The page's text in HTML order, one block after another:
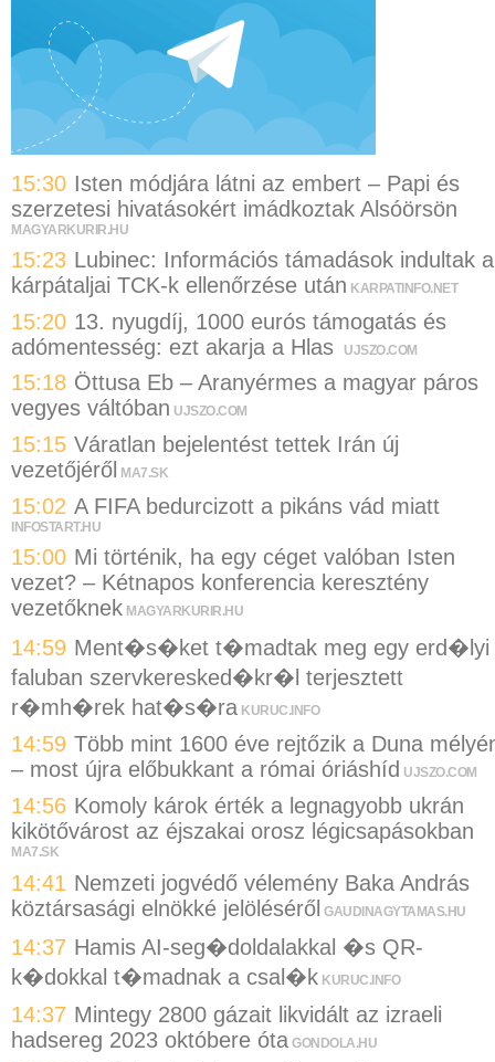
15:30 Isten módjára látni az embert – Papi és
szerzetesi hivatásokért imádkoztak Alsóörsön
MAGYARKURIR.HU
15:23 Lubinec: Információs támadások indultak a
kárpátaljai TCK-k ellenőrzése után KARPATINFO.NET
15:20 13. nyugdíj, 1000 eurós támogatás és
adómentesség: ezt akarja a Hlas
UJSZO.COM
15:18 Öttusa Eb – Aranyérmes a magyar páros
vegyes váltóban UJSZO.COM
15:15 Váratlan bejelentést tettek Irán új
vezetőjéről
MA7.SK
15:02 A FIFA bedurcizott a pikáns vád miatt
INFOSTART.HU
15:00 Mi történik, ha egy céget valóban Isten
vezet? – Kétnapos konferencia keresztény
vezetőknek MAGYARKURIR.HU
14:59 Ment�s�ket t�madtak meg egy erd�lyi
faluban szervkeresked�kr�l terjesztett
r�mh�rek hat�s�ra KURUC.INFO
14:59 Több mint 1600 éve rejtőzik a Duna
– most újra előbukkant a római óriáshíd UJSZO.COM
14:56 Komoly károk érték a legnagyobb ukrán
kikötővárost az éjszakai orosz légicsapásokban
MA7.SK
14:41 Nemzeti jogvédő vélemény Baka András
köztársasági elnökké jelöléséről GAUDINAGYTAMAS.HU
14:37 Hamis AI-seg�doldalakkal �s QR-
k�dokkal t�madnak a csal�k KURUC.INFO
14:37 Mintegy 2800 gázait likvidált az izraeli
hadsereg 2023 októbere óta GONDOLA.HU